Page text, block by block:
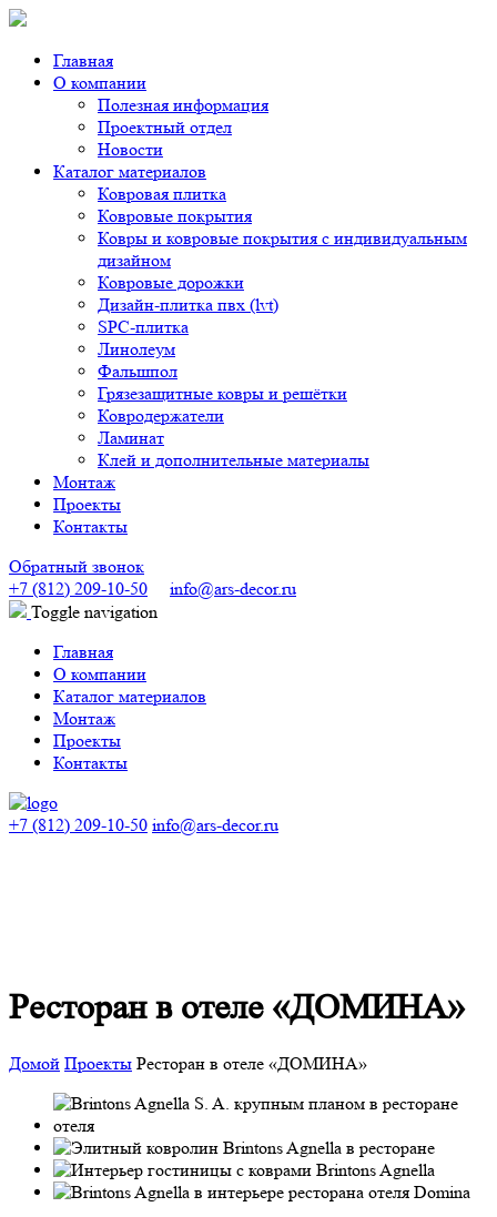
Главная
О компании
Полезная информация
Проектный отдел
Новости
Каталог материалов
Ковровая плитка
Ковровые покрытия
Ковры и ковровые покрытия с индивидуальным
дизайном
Ковровые дорожки
Дизайн-плитка пвх (lvt)
SPC-плитка
Линолеум
Фальшпол
Грязезащитные ковры и решётки
Ковродержатели
Ламинат
Клей и дополнительные материалы
Монтаж
Проекты
Контакты
Обратный звонок
+7 (812) 209-10-50
info@ars-decor.ru
Toggle navigation
Главная
О компании
Каталог материалов
Монтаж
Проекты
Контакты
+7 (812) 209-10-50 info@ars-decor.ru
Ресторан в отеле «ДОМИНА»
Домой Проекты Ресторан в отеле «ДОМИНА»